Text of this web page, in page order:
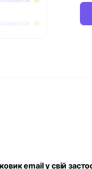
email у свій